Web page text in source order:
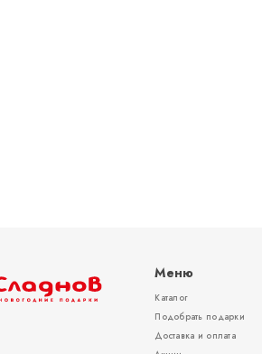
Меню
Каталог
Подобрать подарки
Доставка и оплата